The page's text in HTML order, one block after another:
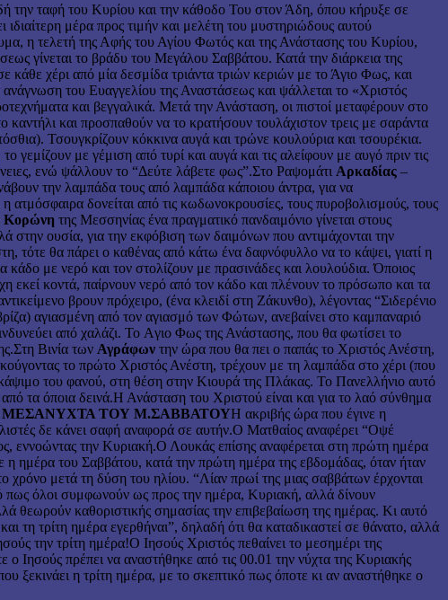
την ταφή του Κυρίου και την κάθοδο Του στον Άδη, όπου κήρυξε σε
μέρα προς τιμήν και μελέτη του μυστηριώδους αυτού
η τελετή της Αφής του Αγίου Φωτός και της Ανάστασης του Κυρίου,
γίνεται το βράδυ του Μεγάλου Σαββάτου. Κατά την διάρκεια της
χέρι από μία δεσμίδα τριάντα τριών κεριών με το Άγιο Φως, και
του Ευαγγελίου της Αναστάσεως και ψάλλεται το «Χριστός
και βεγγαλικά. Μετά την Ανάσταση, οι πιστοί μεταφέρουν στο
και προσπαθούν να το κρατήσουν τουλάχιστον τρεις με σαράντα
Τσουγκρίζουν κόκκινα αυγά και τρώνε κουλούρια και τσουρέκια.
με γέμιση από τυρί και αυγά και τις αλείφουν με αυγό πριν τις
ενώ ψάλλουν το “Δεύτε λάβετε φως”.Στο Ραψομάτι Αρκαδίας –
την λαμπάδα τους από λαμπάδα κάποιου άντρα, για να
ατμόσφαιρα δονείται από τις κωδωνοκρουσίες, τους πυροβολισμούς, τους
Κορώνη της Μεσσηνίας ένα πραγματικό πανδαιμόνιο γίνεται στους
ουσία, για την εκφόβιση των δαιμόνων που αντιμάχονται την
τότε θα πάρει ο καθένας από κάτω ένα δαφνόφυλλο να το κάψει, γιατί η
με νερό και τον στολίζουν με πρασινάδες και λουλούδια. Όποιος
εκεί κοντά, παίρνουν νερό από τον κάδο και πλένουν το πρόσωπο και τα
βρουν πρόχειρο, (ένα κλειδί στη Ζάκυνθο), λέγοντας “Σιδερένιο
αγιασμένη από τον αγιασμό των Φώτων, ανεβαίνει στο καμπαναριό
από χαλάζι. Το Aγιο Φως της Ανάστασης, που θα φωτίσει το
Βινία των Αγράφων την ώρα που θα πει ο παπάς το Χριστός Ανέστη,
το πρώτο Χριστός Ανέστη, τρέχουν με τη λαμπάδα στο χέρι (που
του φανού, στη θέση στην Κιουρά της Πλάκας. Το Πανελλήνιο αυτό
τα όποια δεινά.Η Ανάσταση του Χριστού είναι και για το λαό σύνθημα
ΜΕΣΑΝΥΧΤΑ ΤΟΥ Μ.ΣΑΒΒΑΤΟΥΗ ακριβής ώρα που έγινε η
δε κάνει σαφή αναφορά σε αυτήν.Ο Ματθαίος αναφέρει “Οψέ
εννοώντας την Κυριακή.Ο Λουκάς επίσης αναφέρεται στη πρώτη ημέρα
ημέρα του Σαββάτου, κατά την πρώτη ημέρα της εβδομάδας, όταν ήταν
χρόνο μετά τη δύση του ηλί­ου. “Λίαν πρωί της μιας σαββάτων έρχονται
πως όλοι συμφωνούν ως προς την ημέρα, Κυριακή, αλλά δίνουν
θεωρούν καθοριστικής σημασίας την επιβεβαίωση της ημέρας. Κι αυτό
τη τρίτη ημέρα εγερθήναι”, δηλαδή ότι θα καταδικαστεί σε θάνατο, αλλά
την τρίτη ημέρα!Ο Ιησούς Χριστός πεθαίνει το μεσημέρι της
Ιησούς πρέπει να αναστήθηκε από τις 00.01 την νύχτα της Κυριακής
ξεκινάει η τρίτη ημέρα, με το σκεπτικό πως όποτε κι αν αναστήθηκε ο